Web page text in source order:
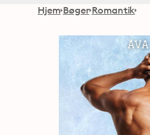
Hjem Bøger Romantik